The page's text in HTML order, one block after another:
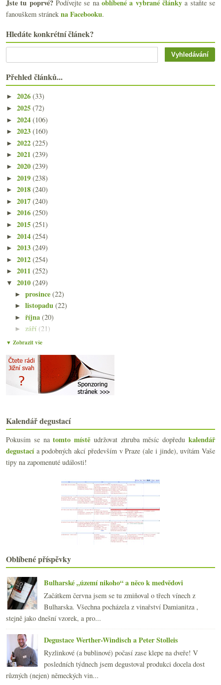
Jste tu poprvé?Podívejte se naoblíbené a vybrané články a staňte se
fanouškem stránek na Facebooku.
Hledáte konkrétní článek?
Přehled článků...
► 2026 (33)
► 2025 (72)
► 2024 (106)
► 2023 (160)
► 2022 (225)
► 2021 (239)
► 2020 (239)
► 2019 (238)
► 2018 (240)
► 2017 (240)
► 2016 (250)
► 2015 (251)
► 2014 (254)
► 2013 (249)
► 2012 (254)
► 2011 (252)
▼ 2010 (249)
►prosince(22)
►listopadu(22)
►října(20)
►září (21)
►srpna
►června
► května (21)
► dubna (21)
(Foto)deníček z průletu částí Burgundska II.
(Foto)deníček z průletu částí Burgundska I.
Dva rudé pozdravy z pekla
Krásný „podpultový“ ryzlink k suši
Slepá láhev a výborná netradiční růžovka
Burgundské zastavení aneb ochutnávka slušně
Paviáni, můry, magické sklo, bloggeři a hype důlež...
Výsledky ankety „Typické voňavky a vy“
Vinařství roku 2009 a ujetá oslava
Hvězdičko blýskavá… od Michelina
Degustační narozeniny v košířském sklípku
Červená Morava, růžové Španělsko a k tomu Malbec z...
Proč jim to víno neomlátím o hlavu?
Ryzlink králem, bio na vinětu nepište, RFID, exper...
Hans Czerny a přehlídka pochoutek z Wagramu
Co víno dalo a vzalo
Výsledky ankety „Víno a čokoláda?“
Trojice červených - Portugal, Frankovka a André
Gallo žalován v USA, Krev do vína, boj za lahve a ...
Vinařství Flajšinger a jejich „jiný“ přístup
Vinný realista se zatím čínsky učit nemusí
►února(20)
►ledna(20)
▼ Zobrazit vše
Kalendář degustací
Pokusím se natomto místě udržovat zhruba měsíc dopředukalendář
degustacía podobných akcí především v Praze (ale i jinde), uvítám Vaše
tipy na zapomenuté události!
Oblíbené příspěvky
Bulharské „území nikoho“ a něco k medvědovi
Začátkem června jsem se tu zmiňoval o třech vínech z
Bulharska. Všechna pocházela z vinařství Damianitza ,
stejně jako dnešní vzorek, a pro...
Degustace Werther-Windisch a Peter Stolleis
Ryzlinkové (a bublinové) počasí zase klepe na dveře! V
posledních týdnech jsem degustoval produkci docela dost
různých (nejen) německých vin...